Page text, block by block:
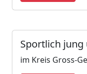
Sportlich
im Kreis Gross-